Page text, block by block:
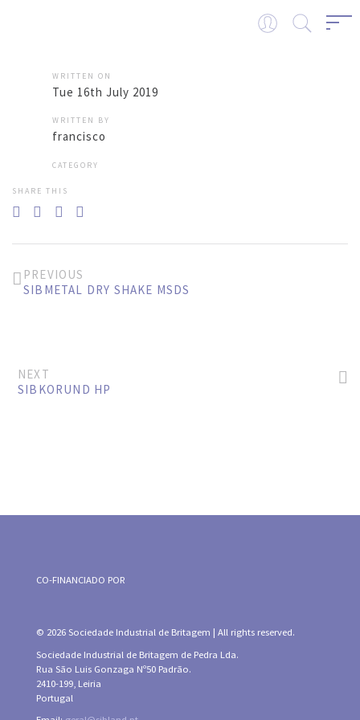
WRITTEN ON
Tue 16th July 2019
WRITTEN BY
francisco
CATEGORY
SHARE THIS
PREVIOUS
SIBMETAL DRY SHAKE MSDS
NEXT
SIBKORUND HP
CO-FINANCIADO POR
© 2026 Sociedade Industrial de Britagem | All rights reserved.
Sociedade Industrial de Britagem de Pedra Lda.
Rua São Luis Gonzaga Nº50 Padrão.
2410-199, Leiria
Portugal